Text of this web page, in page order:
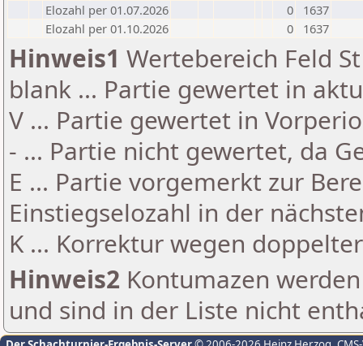
Elozahl per 01.07.2026
0
1637
Elozahl per 01.10.2026
0 1637
Hinweis1 Wertebereich Feld
blank ... Partie gewertet in
V ... Partie gewertet in
- ... Partie nicht gewertet, da
E ... Partie vorgemerkt zur
Einstiegselozahl in der
K ... Korrektur wegen
Hinweis2 Kontumazen
und sind in der Liste nicht